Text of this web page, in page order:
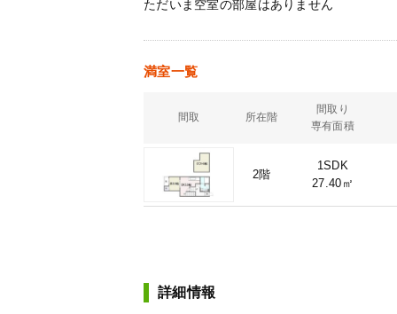
ただいま空室の部屋はありません
満室一覧
間取 所在階
間取り
専有面積
2階
1SDK
27.40㎡
詳細情報